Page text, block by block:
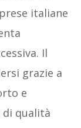
italiane
Il
grazie a
e
di qualità